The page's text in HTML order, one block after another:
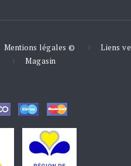
Mentions légales ©
Liens
Magasin